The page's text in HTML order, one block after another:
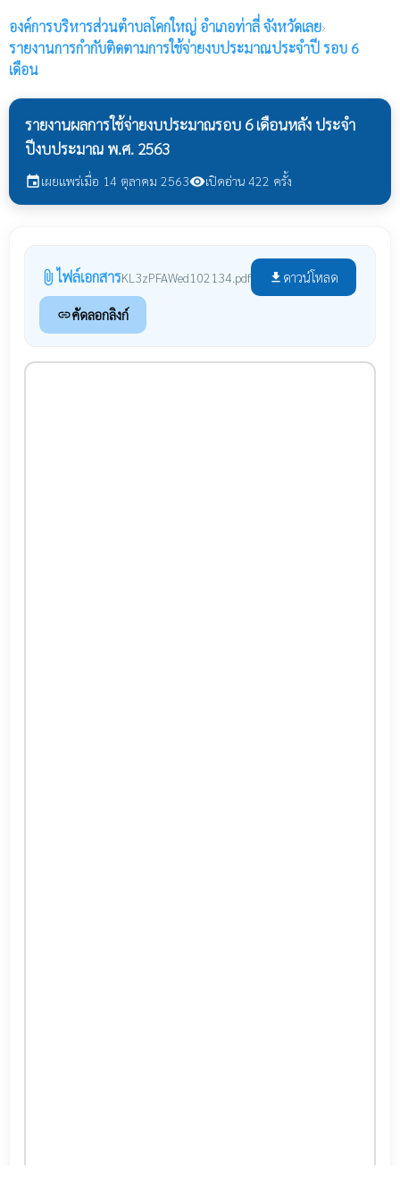
องค์การบริหารส่วนตำบลโคกใหญ่ อำเภอท่าลี่ จังหวัดเลย›
รายงานการกำกับติดตามการใช้จ่ายงบประมาณประจำปี รอบ 6
เดือน
รายงานผลการใช้จ่ายงบประมาณรอบ 6 เดือนหลัง ประจำ
ปีงบประมาณ พ.ศ. 2563
eventเผยแพร่เมื่อ 14 ตุลาคม 2563visibilityเปิดอ่าน 422 ครั้ง
attach_file ไฟล์เอกสารKL3zPFAWed102134.pdf file_download ดาวน์โหลด
linkคัดลอกลิงก์